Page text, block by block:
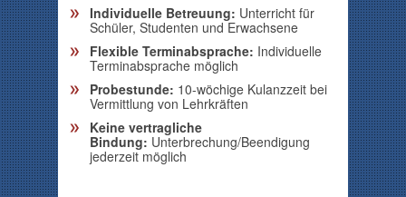
Individuelle Betreuung: Unterricht für
Schüler, Studenten und Erwachsene
Flexible Terminabsprache: Individuelle
Terminabsprache möglich
Probestunde: 10-wöchige Kulanzzeit bei
Vermittlung von Lehrkräften
Keine vertragliche
Bindung: Unterbrechung/Beendigung
jederzeit möglich